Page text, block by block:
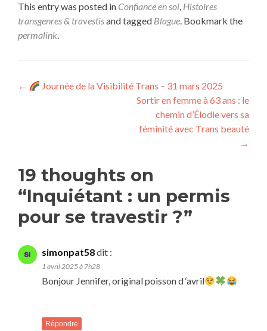
This entry was posted in Confiance en soi, Histoires
transgenres & travestisand tagged Blague. Bookmark the
permalink.
←
Journée de la Visibilité Trans – 31 mars 2025
Sortir en femme à 63 ans : le
chemin d’Élodie vers sa
féminité avec Trans beauté
→
19 thoughts on
“Inquiétant : un permis
pour se travestir ?”
simonpat58dit :
1 avril 2025 à 7h28
Bonjour Jennifer, original poisson d ‘avril
Répondre